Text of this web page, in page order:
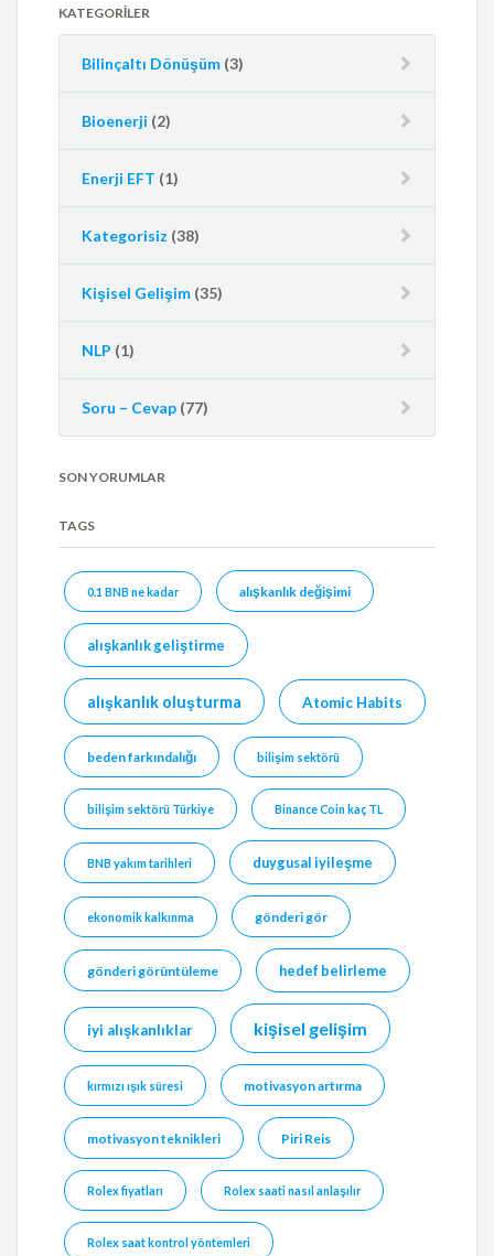
KATEGORILER
Bilinçaltı Dönüşüm (3)
Bioenerji (2)
Enerji EFT (1)
Kategorisiz (38)
Kişisel Gelişim (35)
NLP (1)
Soru – Cevap (77)
SON YORUMLAR
TAGS
0.1 BNB ne kadar alışkanlık değişimi
alışkanlık geliştirme
alışkanlık oluşturma Atomic Habits
beden farkındalığı bilişim sektörü
bilişim sektörü Türkiye Binance Coin kaç TL
BNB yakım tarihleri duygusal iyileşme
ekonomik kalkınma gönderi gör
gönderi görüntüleme hedef belirleme
iyi alışkanlıklar kişisel gelişim
kırmızı ışık süresi motivasyon artırma
motivasyon teknikleri Piri Reis
Rolex fiyatları Rolex saati nasıl anlaşılır
Rolex saat kontrol yöntemleri